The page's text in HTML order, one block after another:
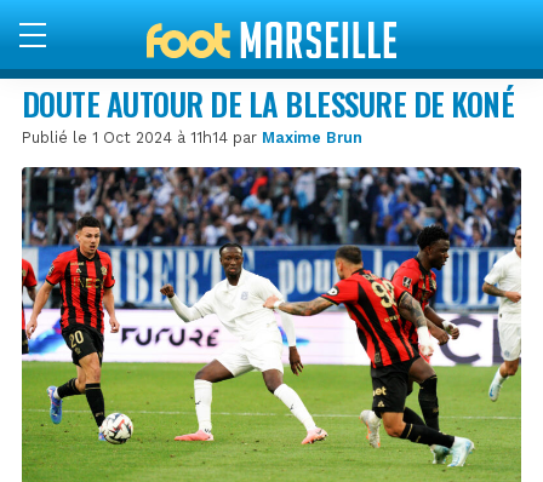
DOUTE AUTOUR DE LA BLESSURE DE KONÉ
Publié le 1 Oct 2024 à 11h14 par Maxime Brun